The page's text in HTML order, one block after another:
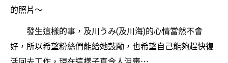
的照片～
發生這樣的事，及川うみ(及川海)的心情當然不會
好，所以希望粉絲們能給她鼓勵，也希望自己能夠趕快復